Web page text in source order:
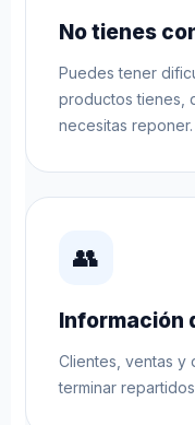
No tienes
Puedes tener
productos tienes,
necesitas reponer.
👥
Información
Clientes, ventas y
terminar